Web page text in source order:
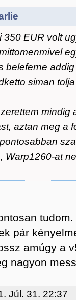
350 EUR volt
beleferne
siman
mindig
aztan meg a
Warp1260-at
pár
amúgy a
nagyon
Júl. 31. 22:37